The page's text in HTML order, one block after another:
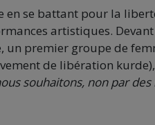
en se battant pour la
artistiques.
un premier groupe de
de libération
souhaitons, non par